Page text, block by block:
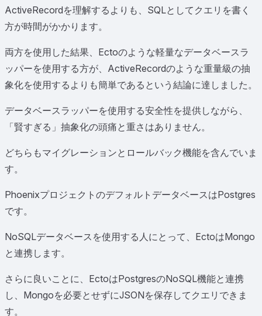
ActiveRecordを理解するよりも、SQLとしてクエリを書く
方が時間がかかります。
両方を使用した結果、Ectoのような軽量なデータベースラ
ッパーを使用する方が、ActiveRecordのような重量級の抽
象化を使用するよりも簡単であるという結論に達しました。
データベースラッパーを使用する安全性を提供しながら、
「賢すぎる」抽象化の頭痛と重さはありません。
どちらもマイグレーションとロールバック機能を含んでいま
す。
PhoenixプロジェクトのデフォルトデータベースはPostgres
です。
NoSQLデータベースを使用する人にとって、EctoはMongo
と連携します。
さらに良いことに、EctoはPostgresのNoSQL機能と連携
し、Mongoを必要とせずにJSONを保存してクエリできま
す。